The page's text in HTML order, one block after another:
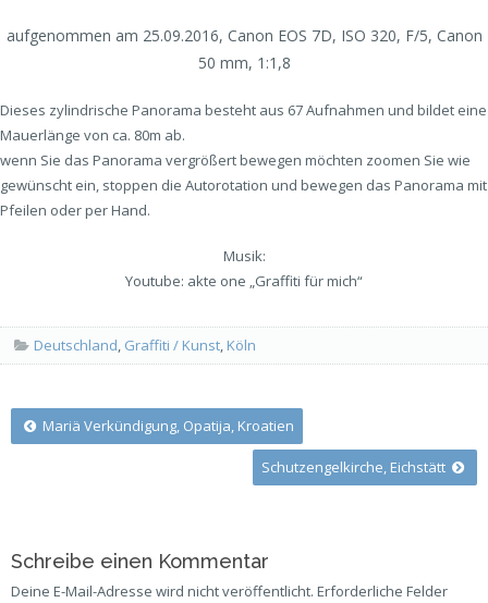
aufgenommen am 25.09.2016, Canon EOS 7D, ISO 320, F/5, Canon
50 mm, 1:1,8
Dieses zylindrische Panorama besteht aus 67 Aufnahmen und bildet eine
Mauerlänge von ca. 80m ab.
wenn Sie das Panorama vergrößert bewegen möchten zoomen Sie wie
gewünscht ein, stoppen die Autorotation und bewegen das Panorama mit
Pfeilen oder per Hand.
Musik:
Youtube: akte one „Graffiti für mich“
Deutschland, Graffiti / Kunst, Köln
PostMariä Verkündigung, Opatija, Kroatien
Schutzengelkirche, Eichstätt
Schreibe einen Kommentar
Deine E-Mail-Adresse wird nicht veröffentlicht. Erforderliche Felder